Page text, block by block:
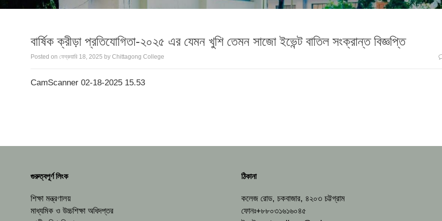
বার্ষিক ক্রীড়া প্রতিযোগিতা-২০২৫ এর যেমন খুশি তেমন সাজো ইভেন্ট বাতিল সংক্রান্ত বিজ্ঞপ্তি
Posted on ফেব্রুয়ারি 18, 2025 by Chittagong College
CamScanner 02-18-2025 15.53
গুরুত্বপূর্ণ লিংক
শিক্ষা মন্ত্রণালয়
মাধ্যমিক ও উচ্চশিক্ষা অধিদপ্তর
ঠিকানা
কলেজ রোড, চকবাজার, ৪২০৩ চট্টগ্রাম
ফোনঃ+৮৮০৩১৬১৬০৪৫